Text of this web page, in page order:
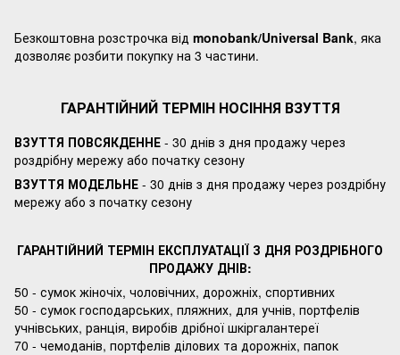
Безкоштовна розстрочка від monobank/Universal Bank, яка
дозволяє розбити покупку на 3 частини.
ГАРАНТІЙНИЙ ТЕРМІН НОСІННЯ ВЗУТТЯ
ВЗУТТЯ ПОВСЯКДЕННЕ - 30 днів з дня продажу через
роздрібну мережу або початку сезону
ВЗУТТЯ МОДЕЛЬНЕ - 30 днів з дня продажу через роздрібну
мережу або з початку сезону
ГАРАНТІЙНИЙ ТЕРМІН ЕКСПЛУАТАЦІЇ З ДНЯ РОЗДРІБНОГО
ПРОДАЖУ ДНІВ:
50 - сумок жіночіх, чоловічних, дорожніх, спортивних
50 - сумок господарських, пляжних, для учнів, портфелів
учнівських, ранція, виробів дрібної шкіргалантереї
70 - чемоданів, портфелів ділових та дорожніх, папок